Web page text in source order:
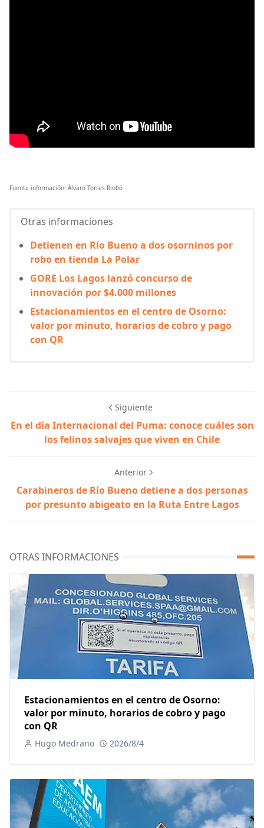
Fuente información: Álvaro Torres Riobó
Otras informaciones
Detienen en Río Bueno a dos osorninos por
robo en tienda La Polar
GORE Los Lagos lanzó concurso de
innovación por $4.000 millones
Estacionamientos en el centro de Osorno:
valor por minuto, horarios de cobro y pago
con QR
Siguiente
En el día Internacional del Puma: conoce cuáles son
los felinos salvajes que viven en Chile
Anterior
Carabineros de Río Bueno detiene a dos personas
por presunto abigeato en la Ruta Entre Lagos
OTRAS INFORMACIONES
Estacionamientos en el centro de Osorno:
valor por minuto, horarios de cobro y pago
con QR
Hugo Medrano 2026/8/4